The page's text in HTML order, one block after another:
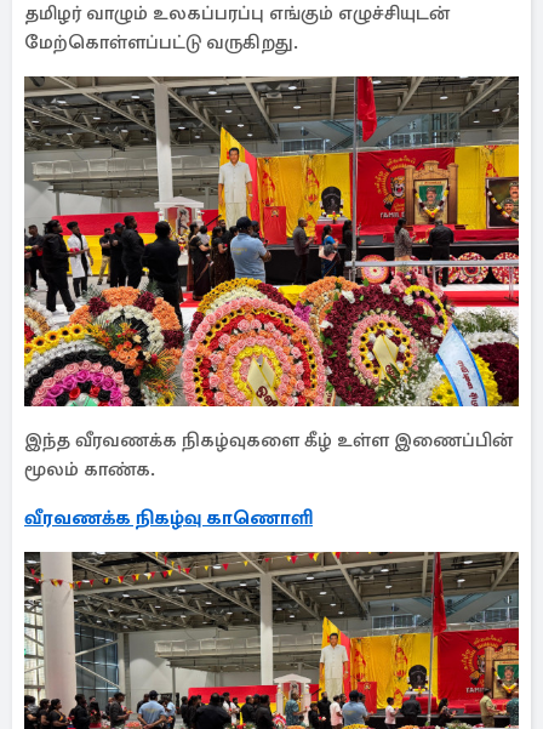
தமிழர் வாழும் உலகப்பரப்பு எங்கும் எழுச்சியுடன்
மேற்கொள்ளப்பட்டு வருகிறது.
இந்த வீரவணக்க நிகழ்வுகளை கீழ் உள்ள இணைப்பின்
மூலம் காண்க.
வீரவணக்க நிகழ்வு காணொளி